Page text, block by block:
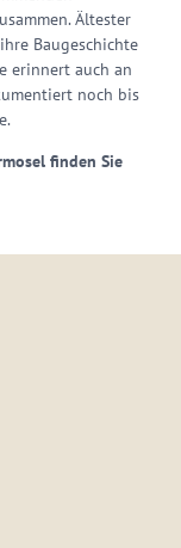
Ältester
Baugeschichte
erinnert auch an
noch bis
finden Sie